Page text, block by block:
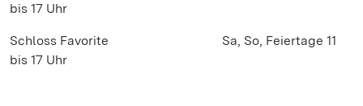
bis 17 Uhr
Schloss Favorite Sa, So, Feiertage 11
bis 17 Uhr